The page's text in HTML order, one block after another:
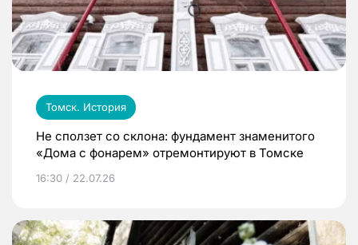
Томск. История
Не сползет со склона: фундамент знаменитого
«Дома с фонарем» отремонтируют в Томске
16:30 / 22.07.26